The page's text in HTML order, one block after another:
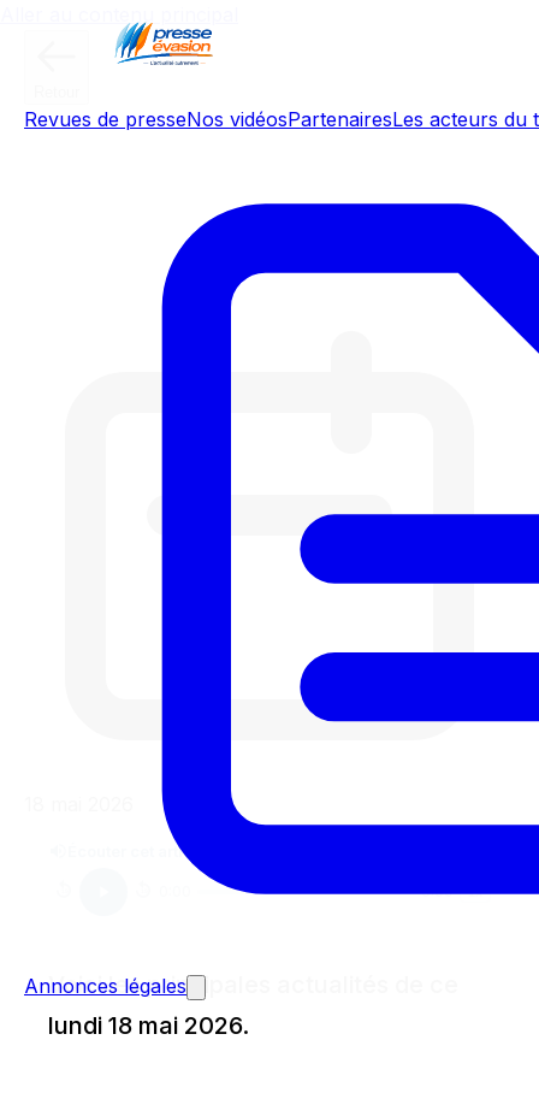
Revues de presseNos vidéosPartenairesLes acteurs du
Annonces légales
station sur dix est à cours d'au
moins un carburant
Écouter cet article
0:00 1x
Voici les principales actualités de ce
lundi 18 mai 2026.